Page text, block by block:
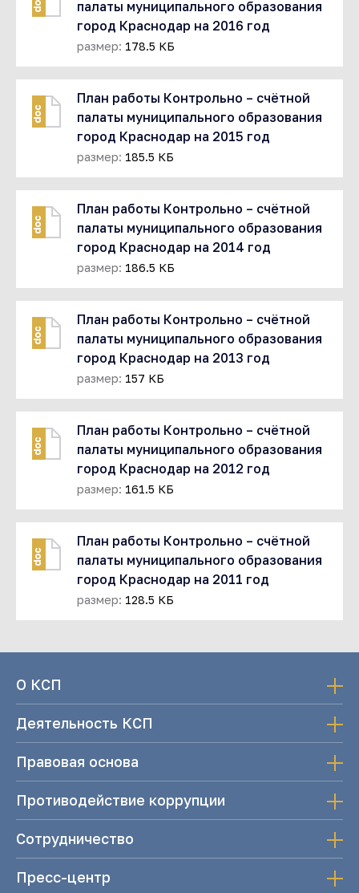
палаты муниципального образования
город Краснодар на 2016 год
размер: 178.5 КБ
doc
План работы Контрольно – счётной
палаты муниципального образования
город Краснодар на 2015 год
размер: 185.5 КБ
doc
План работы Контрольно – счётной
палаты муниципального образования
город Краснодар на 2014 год
размер: 186.5 КБ
doc
План работы Контрольно – счётной
палаты муниципального образования
город Краснодар на 2013 год
размер: 157 КБ
doc
План работы Контрольно – счётной
палаты муниципального образования
город Краснодар на 2012 год
размер: 161.5 КБ
doc
План работы Контрольно – счётной
палаты муниципального образования
город Краснодар на 2011 год
размер: 128.5 КБ
О КСП
Деятельность КСП
Правовая основа
Противодействие коррупции
Сотрудничество
Пресс-центр